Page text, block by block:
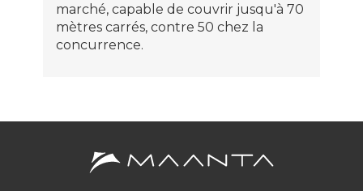
marché, capable de couvrir jusqu'à 70
mètres carrés, contre 50 chez la
concurrence.